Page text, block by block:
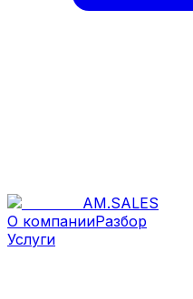
AM.SALES
О компанииРазбор
Услуги